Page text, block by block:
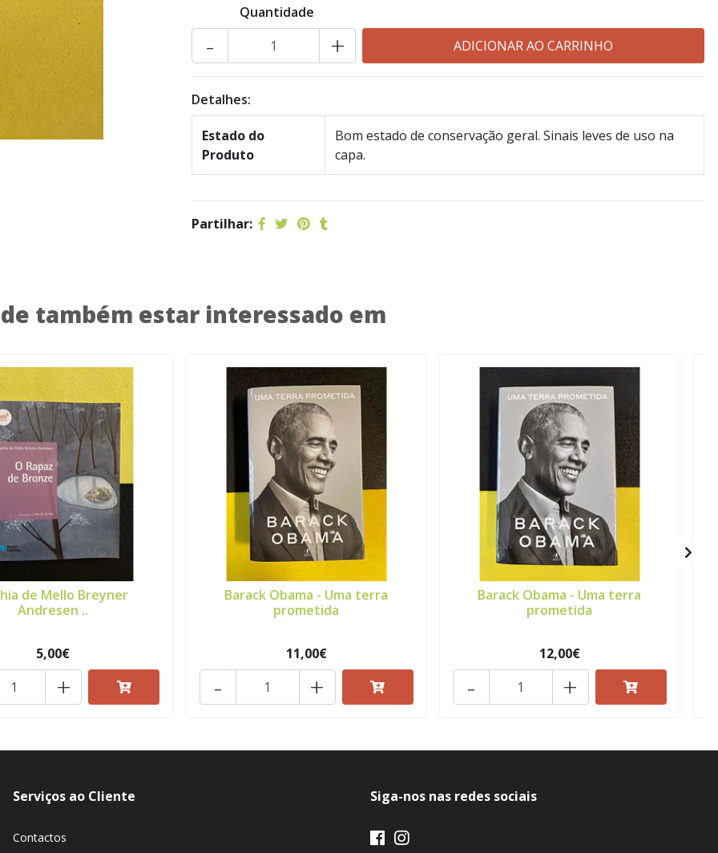
Quantidade
+
-
Detalhes:
Estado do
Produto
Bom estado de conservação geral. Sinais leves de uso na
capa.
Partilhar:
também estar interessado em
de Mello Breyner
Andresen ..
5,00€
+
Barack Obama - Uma terra
prometida
11,00€
+
-
Barack Obama - Uma terra
prometida
12,00€
+
-
Serviços ao Cliente
Contactos
Siga-nos nas redes sociais